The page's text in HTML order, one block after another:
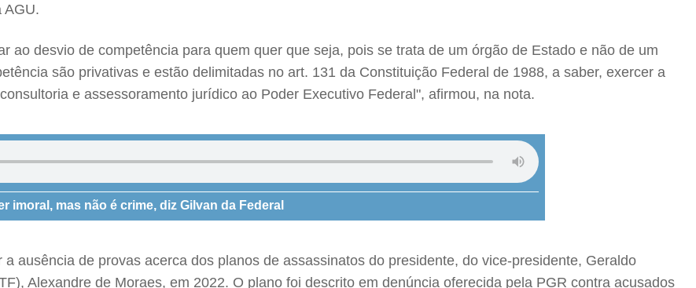
AGU.
ao desvio de competência para quem quer que seja, pois se trata de um órgão de Estado e não de um
são privativas e estão delimitadas no art. 131 da Constituição Federal de 1988, a saber, exercer a
e assessoramento jurídico ao Poder Executivo Federal", afirmou, na nota.
imoral, mas não é crime, diz Gilvan da Federal
ausência de provas acerca dos planos de assassinatos do presidente, do vice-presidente, Geraldo
Alexandre de Moraes, em 2022. O plano foi descrito em denúncia oferecida pela PGR contra acusados